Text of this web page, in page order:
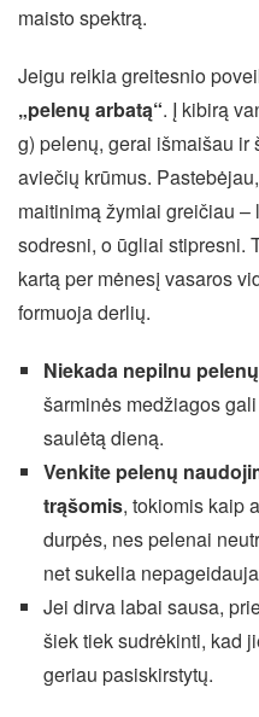
maisto spektrą.
Jeigu reikia greitesnio
„pelenų arbatą“. Į kibirą
g) pelenų, gerai išmaišau
aviečių krūmus.
maitinimą žymiai greičiau
sodresni, o ūgliai stipresni.
kartą per mėnesį vasaros
formuoja derlių.
Niekada nepilnu
šarminės medžiagos
saulėtą dieną.
Venkite pelenų
trąšomis, tokiomis kaip
durpės, nes pelenai
net sukelia
Jei dirva labai sausa,
šiek tiek sudrėkinti, kad
geriau pasiskirstytų.